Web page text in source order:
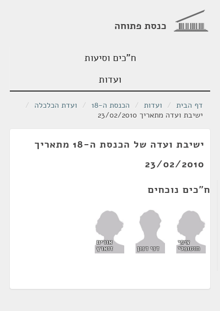
כנסת פתוחה
ח"כים וסיעות
ועדות
דף הבית / ועדות / הכנסת ה-18 / ועדת הכלכלה /
ישיבת ועדה מתאריך 23/02/2010
ישיבת ועדה של הכנסת ה-18 מתאריך
23/02/2010
ח"כים נוכחים
ציפי
חוטובלי דני דנון
אורית
זוארץ